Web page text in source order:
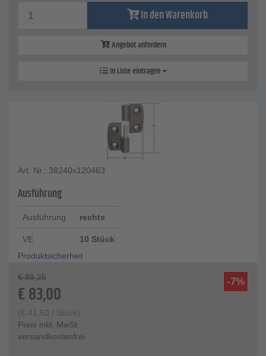
In den Warenkorb
Angebot anfordern
In Liste eintragen
Art. Nr.: 38240x120463
Ausführung
Ausführung rechts
VE
10 Stück
Produktsicherheit
-7%
€ 89,25
€83,00
(€ 41,50 / Stück)
Preis inkl. MwSt.
versandkostenfrei